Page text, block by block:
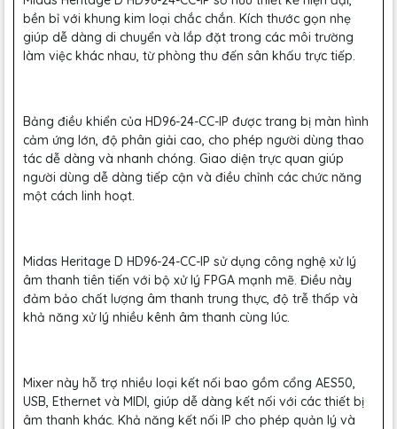
bền bỉ với khung kim loại chắc chắn. Kích thước gọn nhẹ
giúp dễ dàng di chuyển và lắp đặt trong các môi trường
làm việc khác nhau, từ phòng thu đến sân khấu trực tiếp.
Bảng điều khiển của HD96-24-CC-IP được trang bị màn hình
cảm ứng lớn, độ phân giải cao, cho phép người dùng thao
tác dễ dàng và nhanh chóng. Giao diện trực quan giúp
người dùng dễ dàng tiếp cận và điều chỉnh các chức năng
một cách linh hoạt.
Midas Heritage D HD96-24-CC-IP sử dụng công nghệ xử lý
âm thanh tiên tiến với bộ xử lý FPGA mạnh mẽ. Điều này
đảm bảo chất lượng âm thanh trung thực, độ trễ thấp và
khả năng xử lý nhiều kênh âm thanh cùng lúc.
Mixer này hỗ trợ nhiều loại kết nối bao gồm cổng AES50,
USB, Ethernet và MIDI, giúp dễ dàng kết nối với các thiết bị
âm thanh khác. Khả năng kết nối IP cho phép quản lý và